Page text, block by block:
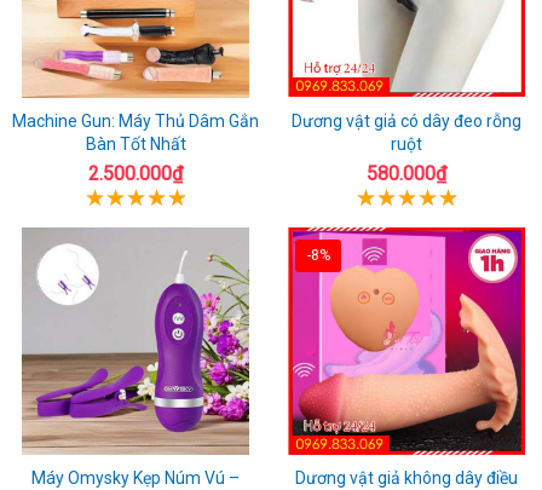
Machine Gun: Máy Thủ Dâm Gắn
Bàn Tốt Nhất
2.500.000₫
Dương vật giả có dây đeo rỗng
ruột
580.000₫
Máy Omysky Kẹp Núm Vú –
-8%
Dương vật giả không dây điều